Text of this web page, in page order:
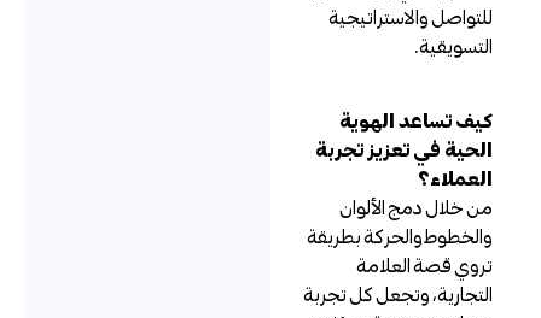
للتواصل والاستراتيجية
التسويقية.
كيف تساعد الهوية
الحية في تعزيز تجربة
العملاء؟
من خلال دمج الألوان
والخطوط والحركة بطريقة
تروي قصة العلامة
التجارية، وتجعل كل تجربة